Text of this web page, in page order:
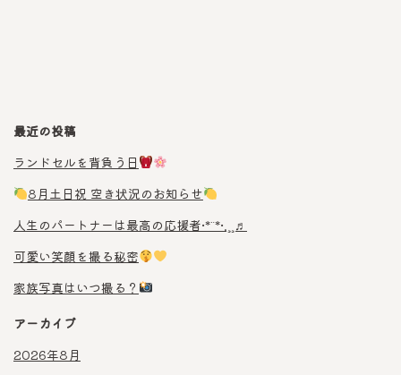
最近の投稿
ランドセルを背負う日
8月土日祝 空き状況のお知らせ
人生のパートナーは最高の応援者•*¨*•.¸¸♬︎
可愛い笑顔を撮る秘密
家族写真はいつ撮る？
アーカイブ
2026年8月